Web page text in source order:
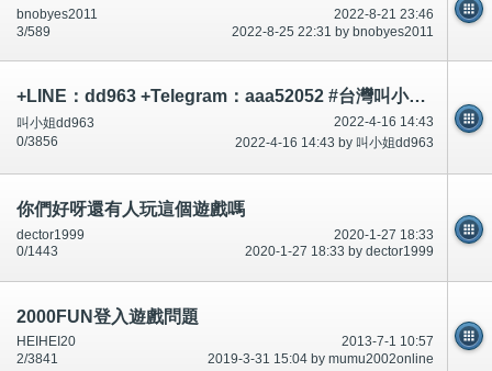
2022-8-21 23:46
bnobyes2011
2022-8-25 22:31 by bnobyes2011
3/589
+LINE：dd963 +Telegram：aaa52052 #台灣叫小姐 #台中叫小姐 #台北叫小姐 #高雄叫小姐 #新竹叫小姐 #台南叫小姐 #彰化叫小
2022-4-16 14:43
叫小姐dd963
2022-4-16 14:43 by 叫小姐dd963
0/3856
你們好呀還有人玩這個遊戲嗎
2020-1-27 18:33
dector1999
2020-1-27 18:33 by dector1999
0/1443
2000FUN登入遊戲問題
2013-7-1 10:57
HEIHEI20
2019-3-31 15:04 by mumu2002online
2/3841